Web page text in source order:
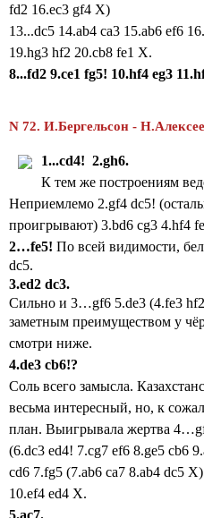
fd2 16.ec3 gf4 X)
13...dc5 14.ab4 ca3 15.ab6 ef6
19.hg3 hf2 20.cb8 fe1 X.
8...fd2 9.ce1 fg5! 10.hf4 eg3
N 72. И.Бергельсон -
1...cd4! 2.gh6.
К тем же построениям
Неприемлемо 2.gf4 dc5!
проигрывают) 3.bd6 cg3 4.hf4
2…fe5! По всей видимости,
dc5.
3.ed2 dc3.
Сильно и 3…gf6 5.de3 (4.fe3 hf2
заметным преимуществом у
смотри ниже.
4.de3 cb6!?
Соль всего замысла.
весьма интересный, но, к
план. Выигрывала жертва
(6.dc3 ed4! 7.cg7 ef6 8.ge5 cb6
cd6 7.fg5 (7.ab6 ca7 8.ab4 dc5
10.ef4 ed4 X.
5.ac7.